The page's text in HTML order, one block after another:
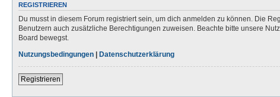
REGISTRIEREN
Du musst in diesem Forum registriert sein, um dich anmelden zu können. Die
Benutzern auch zusätzliche Berechtigungen zuweisen. Beachte bitte unsere
Board bewegst.
Nutzungsbedingungen | Datenschutzerklärung
Registrieren